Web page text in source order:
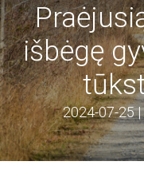
išbėgę
2024-07-25 |